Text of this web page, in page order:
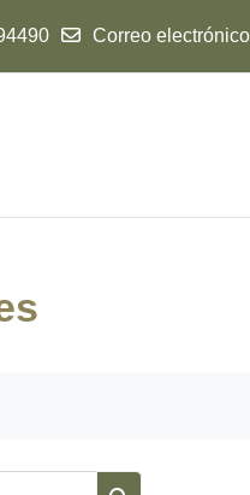
Correo
Buscar en los foros